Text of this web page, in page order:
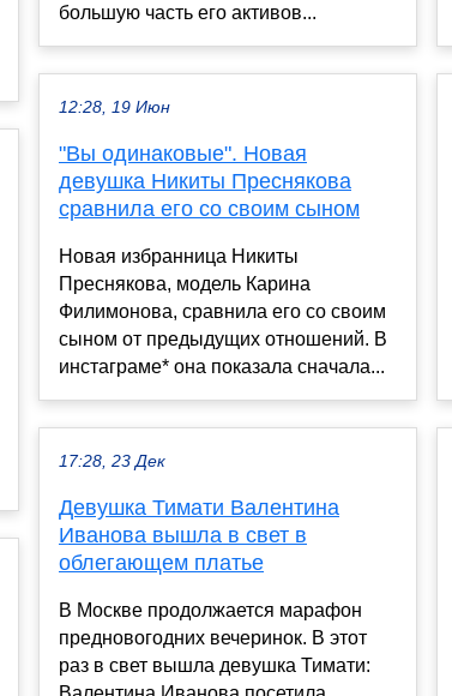
большую часть его активов...
12:28, 19 Июн
"Вы одинаковые". Новая
девушка Никиты Преснякова
сравнила его со своим сыном
Новая избранница Никиты
Преснякова, модель Карина
Филимонова, сравнила его со своим
сыном от предыдущих отношений. В
инстаграме* она показала сначала...
17:28, 23 Дек
Девушка Тимати Валентина
Иванова вышла в свет в
облегающем платье
В Москве продолжается марафон
предновогодних вечеринок. В этот
раз в свет вышла девушка Тимати: